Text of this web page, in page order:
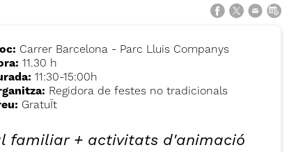
Carrer Barcelona - Parc Lluis Companys
11.30 h
11:30-15:00h
Regidora de festes no tradicionals
GratuÏt
familiar + activitats d'animació